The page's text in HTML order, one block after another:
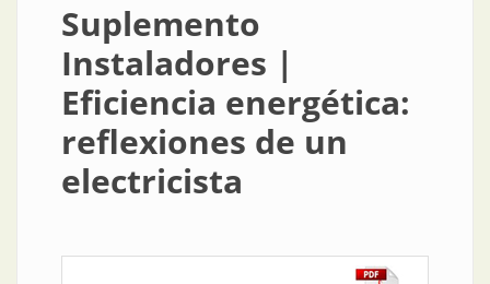
Suplemento
Instaladores |
Eficiencia energética:
reflexiones de un
electricista